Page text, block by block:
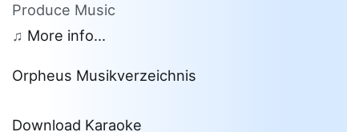
Produce Music
♫ More info...
Orpheus Musikverzeichnis
Download Karaoke